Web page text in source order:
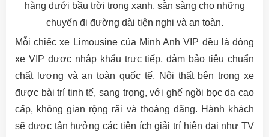
hàng dưới bầu trời trong xanh, sẵn sàng cho những
chuyến đi đường dài tiện nghi và an toàn.
Mỗi chiếc xe Limousine của Minh Anh VIP đều là dòng
xe VIP được nhập khẩu trực tiếp, đảm bảo tiêu chuẩn
chất lượng và an toàn quốc tế. Nội thất bên trong xe
được bài trí tinh tế, sang trọng, với ghế ngồi bọc da cao
cấp, không gian rộng rãi và thoáng đãng. Hành khách
sẽ được tận hưởng các tiện ích giải trí hiện đại như TV